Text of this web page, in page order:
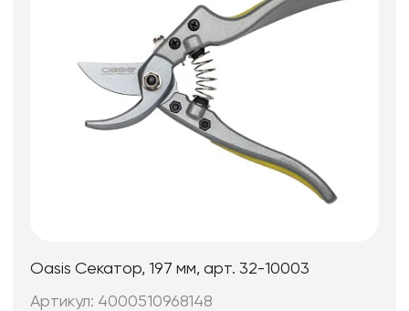
Oasis Секатор, 197 мм, арт. 32-10003
Артикул: 4000510968148